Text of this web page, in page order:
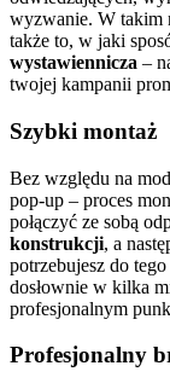
wyzwanie. W takim
także to, w jaki
wystawiennicza –
twojej kampanii
Szybki montaż
Bez względu na
pop-up – proces
połączyć ze sobą
konstrukcji, a
potrzebujesz do
dosłownie w kilka
profesjonalnym
Profesjonalny